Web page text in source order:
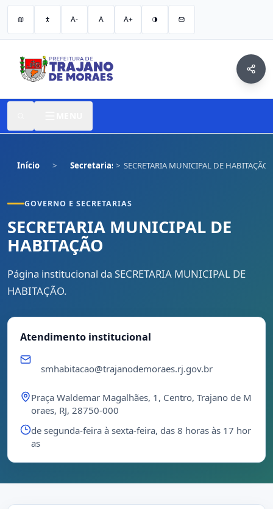
A- A A+
Início Secretarias SECRETARIA MUNICIPAL DE HABITAÇÃO
GOVERNO E SECRETARIAS
SECRETARIA MUNICIPAL DE
HABITAÇÃO
Página institucional da SECRETARIA MUNICIPAL DE
HABITAÇÃO.
Atendimento institucional
smhabitacao@trajanodemoraes.rj.gov.br
Praça Waldemar Magalhães, 1, Centro, Trajano de M
oraes, RJ, 28750-000
de segunda-feira à sexta-feira, das 8 horas às 17 hor
as